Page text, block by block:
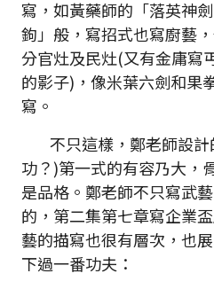
寫，如黃藥師的「落英神
鉤」般，寫招式也寫廚藝
分官灶及民灶(又有金庸寫
的影子)，像米葉六劍和果
寫。
不只這樣，鄭老師設計
功？)第一式的有容乃大，
是品格。鄭老師不只寫武
的，第二集第七章寫企業
藝的描寫也很有層次，也
下過一番功夫：